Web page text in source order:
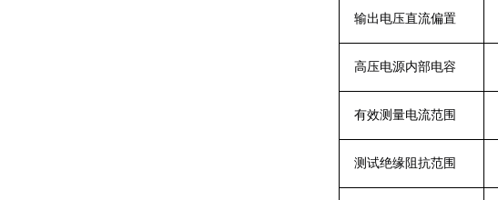
输出电压直流偏置
高压电源内部电容
有效测量电流范围
测试绝缘阻抗范围